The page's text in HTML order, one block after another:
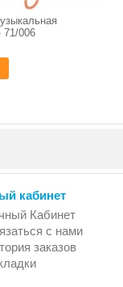
71/006
кабинет
Кабинет
с нами
заказов